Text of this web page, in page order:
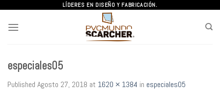
content
LÍDERES EN DISEÑO Y FABRICACIÓN.
especiales05
Published Agosto 27, 2018 at 1620 × 1384 in especiales05